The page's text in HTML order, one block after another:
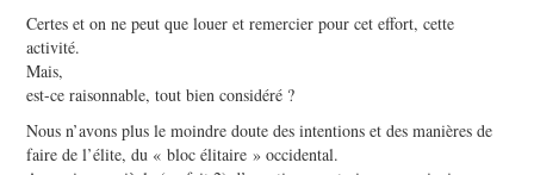
Certes et on ne peut que louer et remercier pour cet effort, cette
activité.
Mais,
est-ce raisonnable, tout bien considéré ?
Nous n’avons plus le moindre doute des intentions et des manières de
faire de l’élite, du « bloc élitaire » occidental.